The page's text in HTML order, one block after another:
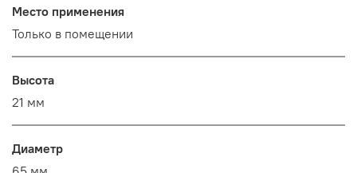
Место применения
Только в помещении
Высота
21 мм
Диаметр